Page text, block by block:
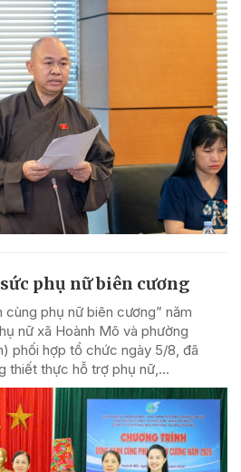
phụ nữ biên cương
cùng phụ nữ biên cương” năm
nữ xã Hoành Mô và phường
phối hợp tổ chức ngày 5/8, đã
thiết thực hỗ trợ phụ nữ,...